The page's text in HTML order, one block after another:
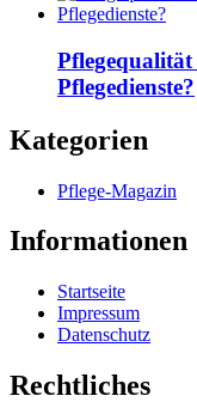
Pflegedienste?
Kategorien
Pflege-Magazin
Informationen
Startseite
Impressum
Datenschutz
Rechtliches